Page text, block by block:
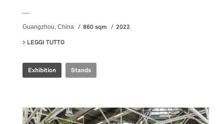
Guangzhou, China 860 sqm
2022
LEGGI TUTTO
Exhibition Stands